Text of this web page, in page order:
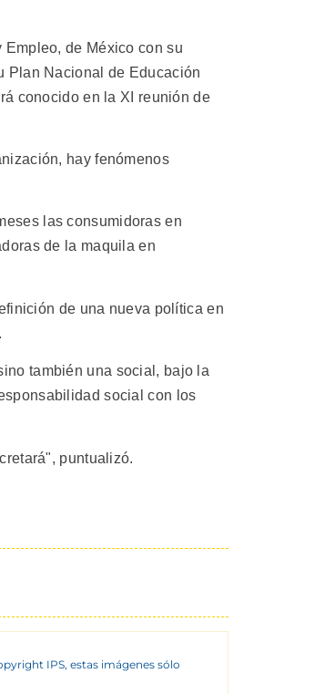
de México con su
Plan Nacional de Educación
conocido en la XI reunión de
hay fenómenos
las consumidoras en
de la maquila en
de una nueva política en
también una social, bajo la
social con los
puntualizó.
IPS, estas imágenes sólo